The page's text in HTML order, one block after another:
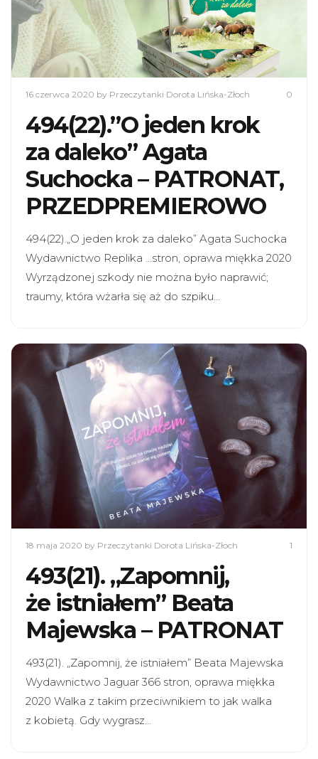
16 czerwca 2020 by Przeczytanki Dorota Lińska-Złoch 0
494(22).”O jeden krok
za daleko” Agata
Suchocka – PATRONAT,
PRZEDPREMIEROWO
494(22).„O jeden krok za daleko” Agata Suchocka
Wydawnictwo Replika …stron, oprawa miękka 2020
Wyrządzonej szkody nie można było naprawić;
traumy, która wżarła się aż do szpiku…
18 maja 2020 by Przeczytanki Dorota Lińska-Złoch 1
493(21). „Zapomnij,
że istniałem” Beata
Majewska – PATRONAT
493(21). „Zapomnij, że istniałem” Beata Majewska
Wydawnictwo Jaguar 366 stron, oprawa miękka
2020 Walka z takim przeciwnikiem to jak walka
z kobietą. Gdy wygrasz…